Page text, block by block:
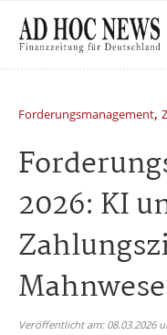
Forderungsmanagement,
2026: KI
Veröffentlicht am: 08.03.2026